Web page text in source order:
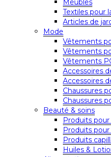
Meubles
Textiles pour
Articles de
Mode
Vêtements
Vêtements
Vêtements
Accessoires
Accessoires
Chaussures
Chaussures
Beauté & soins
Produits pour
Produits
Produits
Huiles &